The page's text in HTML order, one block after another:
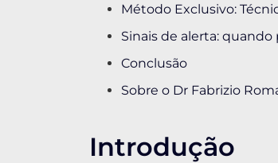
Método Exclusivo:
Sinais de alerta:
Conclusão
Sobre o Dr Fabrizio
Introdução